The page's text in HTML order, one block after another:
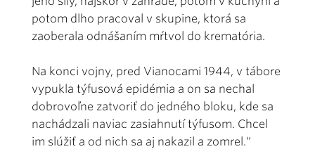
potom dlho pracoval v skupine, ktorá sa
zaoberala odnášaním mŕtvol do krematória.
Na konci vojny, pred Vianocami 1944, v tábore
vypukla týfusová epidémia a on sa nechal
dobrovoľne zatvoriť do jedného bloku, kde sa
nachádzali naviac zasiahnutí týfusom. Chcel
im slúžiť a od nich sa aj nakazil a zomrel.“